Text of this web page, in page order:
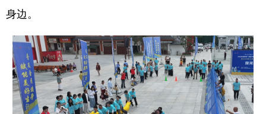
身边。